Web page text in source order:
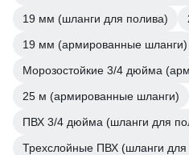
19 мм (шланги для полива)
19 мм (армированные шланги)
Морозостойкие 3/4 дюйма
25 м (армированные шланги)
ПВХ 3/4 дюйма (шланги для
Трехслойные ПВХ (шланги для